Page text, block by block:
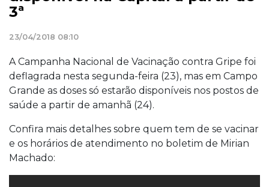
3ª
23/04/2018 08:10
A Campanha Nacional de Vacinação contra Gripe foi
deflagrada nesta segunda-feira (23), mas em Campo
Grande as doses só estarão disponíveis nos postos de
saúde a partir de amanhã (24).
Confira mais detalhes sobre quem tem de se vacinar
e os horários de atendimento no boletim de Mirian
Machado: